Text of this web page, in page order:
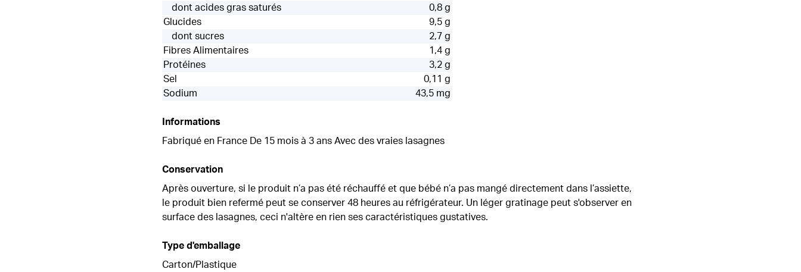
dont acides gras saturés
0,8 g
Glucides
9,5 g
dont sucres
2,7 g
Fibres Alimentaires
1,4 g
Protéines
3,2 g
Sel
0,11 g
Sodium
43,5 mg
Informations
Fabriqué en France De 15 mois à 3 ans Avec des vraies lasagnes
Conservation
Après ouverture, si le produit n’a pas été réchauffé et que bébé n’a pas mangé directement dans l’assiette,
le produit bien refermé peut se conserver 48 heures au réfrigérateur. Un léger gratinage peut s'observer en
surface des lasagnes, ceci n'altère en rien ses caractéristiques gustatives.
Type d'emballage
Carton/Plastique